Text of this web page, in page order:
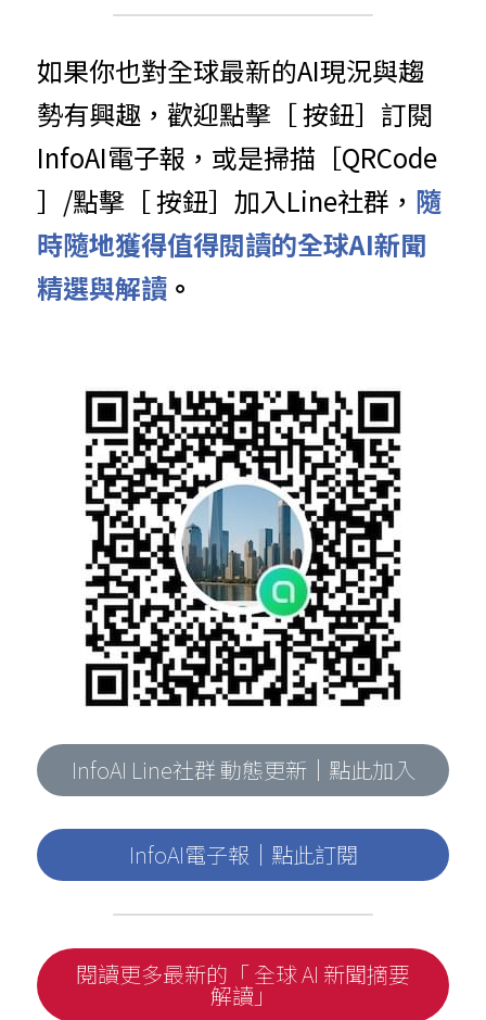
如果你也對全球最新的AI現況與趨
勢有興趣，歡迎點擊［ 按鈕］訂閱
InfoAI電子報，或是掃描［QRCode
］/點擊［ 按鈕］加入Line社群， 隨
時隨地獲得值得閱讀的全球AI新聞
精選與解讀 。
InfoAI Line社群 動態更新｜點此加入
InfoAI電子報｜點此訂閱
閱讀更多最新的「 全球 AI 新聞摘要
解讀」